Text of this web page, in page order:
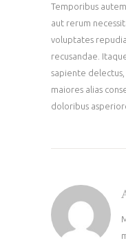
Temporibus
aut rerum
voluptates
recusandae.
sapiente
maiores alias
doloribus